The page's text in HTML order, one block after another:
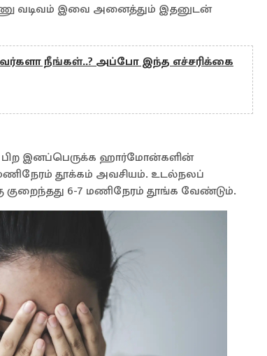
வடிவம் இவை அனைத்தும் இதனுடன்
நீங்கள்..? அப்போ இந்த எச்சரிக்கை
இனப்பெருக்க ஹார்மோன்களின்
தூக்கம் அவசியம். உடல்நலப்
குறைந்தது 6-7 மணிநேரம் தூங்க வேண்டும்.